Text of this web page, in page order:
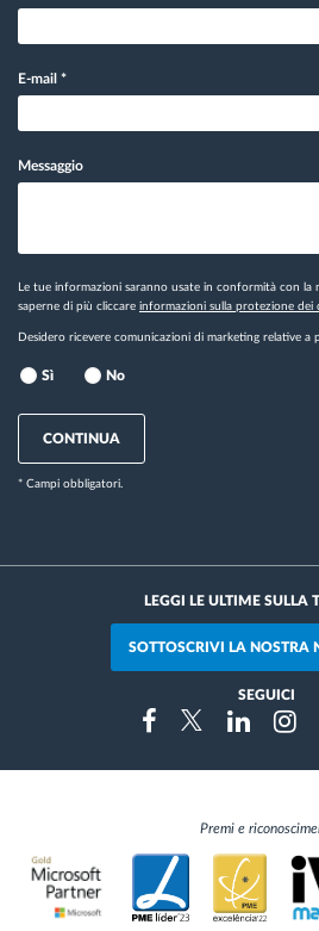
E-mail *
Messaggio
Le tue informazioni saranno usate in conformità con la
saperne di più cliccare informazioni sulla protezione dei
Desidero ricevere comunicazioni di marketing relative
Sì No
CONTINUA
* Campi obbligatori.
LEGGI LE ULTIME SULLA
SOTTOSCRIVI LA NOSTRA
SEGUICI
FacebookTwitterLinkedin
Premi e